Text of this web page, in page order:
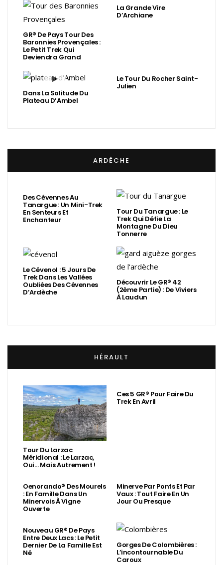
GR® De Pays Tour Des
Baronnies Provençales :
Le Petit Trek Qui
Deviendra Grand
La Grande Vire
D’Archiane
Dans La Solitude Du
Plateau D’Ambel
Le Tour Du Rocher Saint-
Julien
ARDÈCHE
Des Cévennes Au
Tanargue : Un Mini-Trek
En Senteurs Et
Enchanteur
Tour Du Tanargue : Le
Trek Qui Défie La
Montagne Du Dieu
Tonnerre
Le Cévenol : 5 Jours De
Trek Dans Les Vallées
Oubliées Des Cévennes
D’Ardèche
Découvrir Le GR® 42
(2ème Partie) : De Viviers
À Laudun
HÉRAULT
Tour Du Larzac
Méridional : Le Larzac,
Oui… Mais Autrement !
Ces 5 GR® Pour Faire Du
Trek En Avril
Oenorando® Des Mourels
: En Famille Dans Un
Minervois À Vigne
Ouverte
Minerve Par Ponts Et Par
Vaux : Tout Faire En Un
Jour Ou Presque
Nouveau GR® De Pays
Entre Deux Lacs : Le Petit
Dernier De La Famille Est
Né
Gorges De Colombières :
L’incontournable Du
Caroux